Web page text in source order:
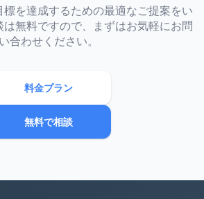
を達成するための最適なご提案をい
無料ですので、まずはお気軽にお問
い合わせください。
料金プラン
無料で相談